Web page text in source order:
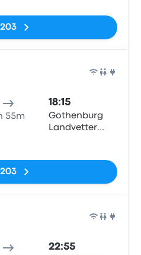
203
55m
18:15
Gothenburg
Landvetter
203
22:55